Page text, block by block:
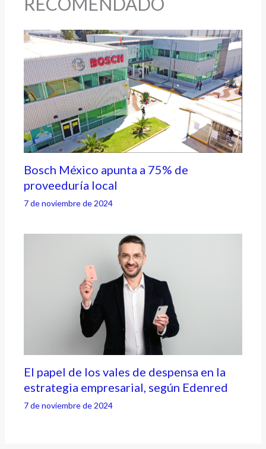
Bosch México apunta a 75% de
proveeduría local
7 de noviembre de 2024
El papel de los vales de despensa en la
estrategia empresarial, según Edenred
7 de noviembre de 2024